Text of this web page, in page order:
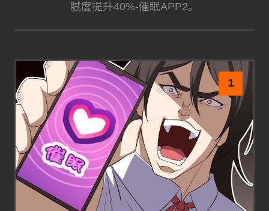
腻度提升40%-催眠APP2。
1